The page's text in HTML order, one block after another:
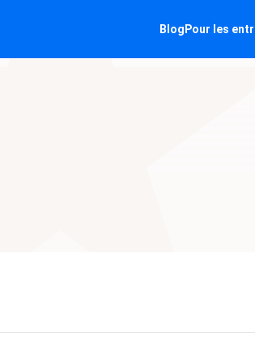
Blog Pour les